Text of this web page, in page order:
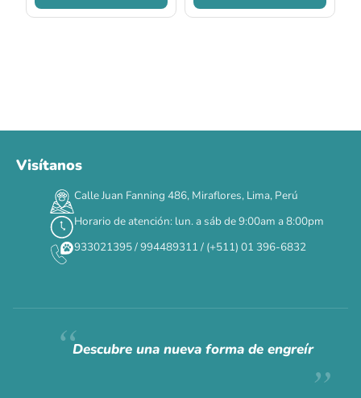
DÍAS HORAS MIN SEG
✕
Siempre fuimosraros.
Visítanos
Calle Juan Fanning 486, Miraflores, Lima, Perú
Horario de atención: lun. a sáb de 9:00am a 8:00pm
933021395 / 994489311 / (+511) 01 396-6832
Descubre una nueva forma de engreír